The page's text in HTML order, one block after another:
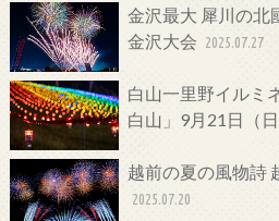
金沢最大 犀川の北
金沢大会 2025.07.27
白山一里野イルミ
白山」9月21日（
越前の夏の風物詩
2025.07.20